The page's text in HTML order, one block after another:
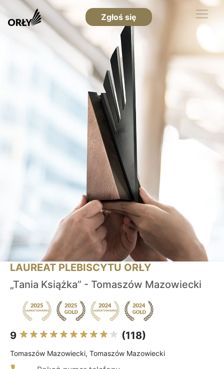
Zgłoś się
LAUREAT PLEBISCYTU ORŁY
„Tania Książka” - Tomaszów Mazowiecki
9 (118)
Tomaszów Mazowiecki, Tomaszów Mazowiecki